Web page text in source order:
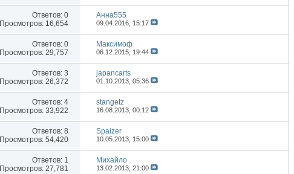
Ответов: 0
Просмотров: 16,654
Анна555
09.04.2016, 15:17
Ответов: 0
Просмотров: 29,757
Максимоф
06.12.2015, 19:44
Ответов: 3
Просмотров: 26,372
japancarts
01.10.2013,05:36
Ответов: 4
Просмотров: 33,922
stangetz
16.08.2013,00:12
Ответов: 8
Просмотров: 54,420
Spaizer
10.05.2013, 15:00
Ответов: 1
Просмотров: 27,781
Михайло
13.02.2013,21:00